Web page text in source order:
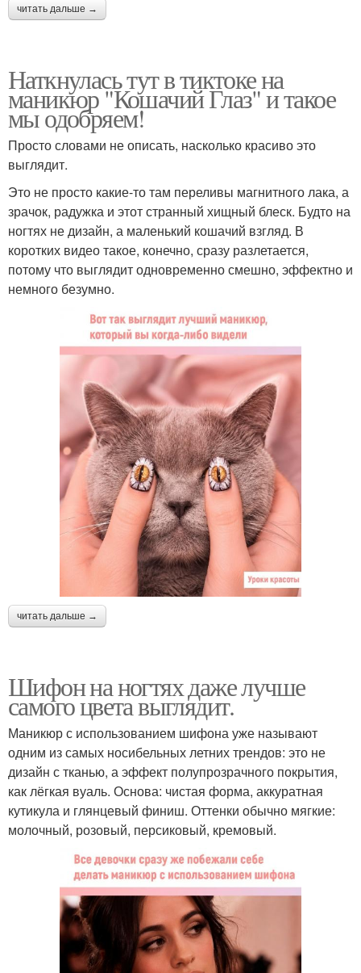
читать дальше →
Наткнулась тут в тиктоке на
маникюр "Кошачий Глаз" и такое
мы одобряем!
Просто словами не описать, насколько красиво это
выглядит.
Это не просто какие-то там переливы магнитного лака, а
зрачок, радужка и этот странный хищный блеск. Будто на
ногтях не дизайн, а маленький кошачий взгляд. В
коротких видео такое, конечно, сразу разлетается,
потому что выглядит одновременно смешно, эффектно и
немного безумно.
читать дальше →
Шифон на ногтях даже лучше
самого цвета выглядит.
Маникюр с использованием шифона уже называют
одним из самых носибельных летних трендов: это не
дизайн с тканью, а эффект полупрозрачного покрытия,
как лёгкая вуаль. Основа: чистая форма, аккуратная
кутикула и глянцевый финиш. Оттенки обычно мягкие:
молочный, розовый, персиковый, кремовый.